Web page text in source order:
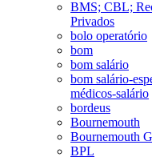
BMS; CBL;
Privados
bolo operatório
bom
bom salário
bom salário-
médicos-salário
bordeus
Bournemouth
Bournemouth
BPL